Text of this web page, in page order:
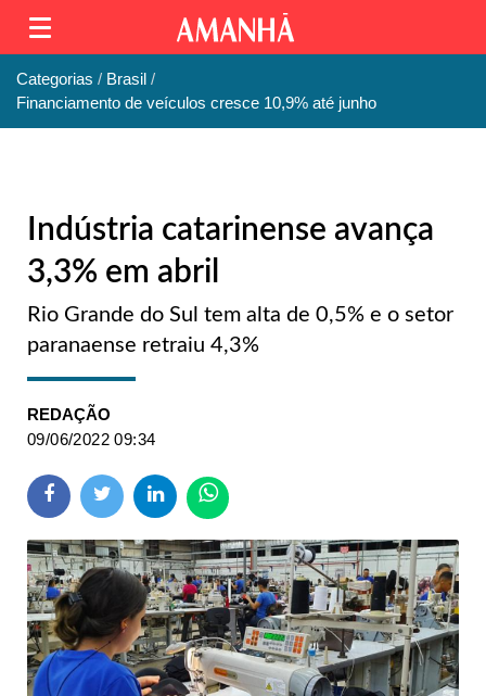
Categorias
Brasil
Financiamento de veículos cresce 10,9% até junho
Indústria catarinense avança
3,3% em abril
Rio Grande do Sul tem alta de 0,5% e o setor
paranaense retraiu 4,3%
REDAÇÃO
09/06/2022 09:34